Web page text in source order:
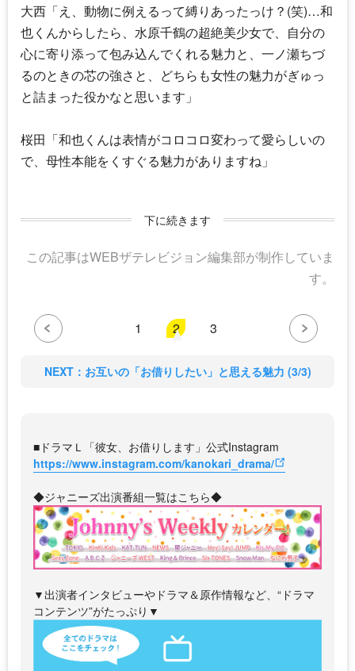
大西「え、動物に例えるって縛りあったっけ？(笑)…和
也くんからしたら、水原千鶴の超絶美少女で、自分の
心に寄り添って包み込んでくれる魅力と、一ノ瀬ちづ
るのときの芯の強さと、どちらも女性の魅力がぎゅっ
と詰まった役かなと思います」
桜田「和也くんは表情がコロコロ変わって愛らしいの
で、母性本能をくすぐる魅力がありますね」
下に続きます
この記事はWEBザテレビジョン編集部が制作していま
す。
1 2 3
NEXT：お互いの「お借りしたい」と思える魅力 (3/3)
■ドラマＬ「彼女、お借りします」公式Instagram
https://www.instagram.com/kanokari_drama/
◆ジャニーズ出演番組一覧はこちら◆
▼出演者インタビューやドラマ＆原作情報など、“ドラマ
コンテンツ”がたっぷり▼